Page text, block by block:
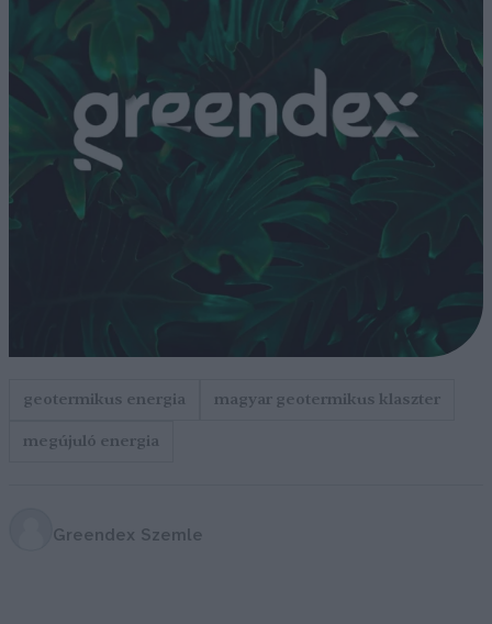
geotermikus energia
magyar geotermikus klaszter
megújuló energia
Greendex Szemle